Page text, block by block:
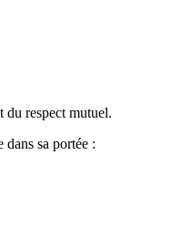
du respect mutuel.
sa portée :